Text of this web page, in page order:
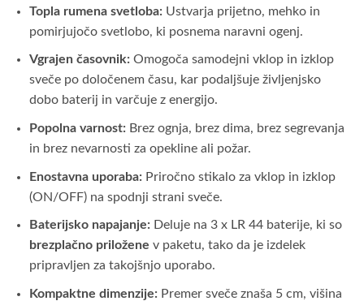
Topla rumena svetloba:Ustvarja prijetno, mehko in
pomirjujočo svetlobo, ki posnema naravni ogenj.
Vgrajen časovnik:Omogoča samodejni vklop in izklop
sveče po določenem času, kar podaljšuje življenjsko
dobo baterij in varčuje z energijo.
Popolna varnost:Brez ognja, brez dima, brez segrevanja
in brez nevarnosti za opekline ali požar.
Enostavna uporaba:Priročno stikalo za vklop in izklop
(ON/OFF) na spodnji strani sveče.
Baterijsko napajanje:Deluje na 3 x LR 44 baterije, ki so
brezplačno priložene v paketu, tako da je izdelek
pripravljen za takojšnjo uporabo.
Kompaktne dimenzije:Premer sveče znaša 5 cm, višina